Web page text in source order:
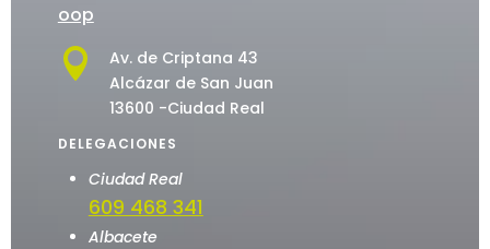
oop

Av. de Criptana 43
Alcázar de San Juan
13600 -Ciudad Real
DELEGACIONES
Ciudad Real
609 468 341
Albacete